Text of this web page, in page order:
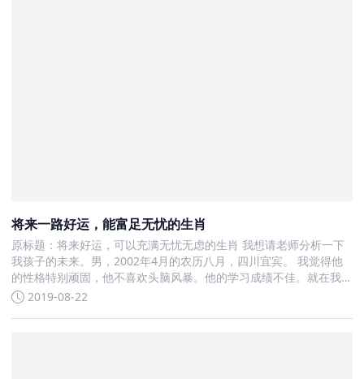
将来一路好运，能富足无忧的生肖
原标题：将来好运，可以充满无忧无虑的生肖 我想请老师分析一下
我孩子的未来。男，2002年4月的农历八月，四川宜宾。 我觉得他
的性格特别顽固，他不喜欢头脑风暴。他的学习成绩不佳。就在我
今年上高中之后
2019-08-22